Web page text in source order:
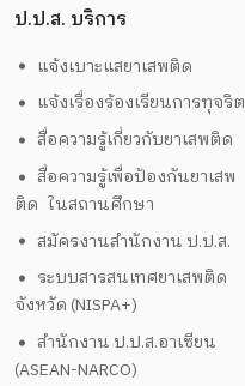
ป.ป.ส. บริการ
แจ้งเบาะแสยาเสพติด
แจ้งเรื่องร้องเรียนการทุจริต
สื่อความรู้เกี่ยวกับยาเสพติด
สื่อความรู้เพื่อป้องกันยาเสพ
ติด ในสถานศึกษา
สมัครงานสำนักงาน ป.ป.ส.
ระบบสารสนเทศยาเสพติด
จังหวัด (NISPA+)
สำนักงาน ป.ป.ส.อาเซียน
(ASEAN-NARCO)